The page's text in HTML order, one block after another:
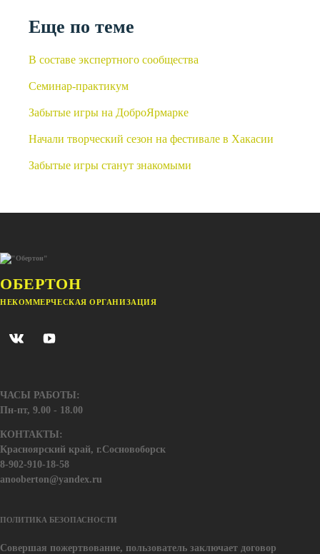
Еще по теме
В составе экспертного сообщества
Семинар-практикум
Забытые игры на ДоброЯрмарке
Начали творческий сезон на фестивале в Хакасии
Забытые игры станут знакомыми
ОБЕРТОН
НЕКОММЕРЧЕСКАЯ ОРГАНИЗАЦИЯ
ЧАСЫ РАБОТЫ:
Пн-пт, 9.00 - 18.00
КОНТАКТЫ:
Красноярский край, г.Сосновоборск
8-902-910-18-58
anooberton@yandex.ru
ПОЛИТИКА БЕЗОПАСНОСТИ
Совершая пожертвование, пользователь заключает договор